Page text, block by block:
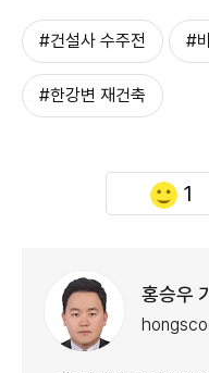
#건설사 수주전 #
#한강변 재건축
1
홍승우